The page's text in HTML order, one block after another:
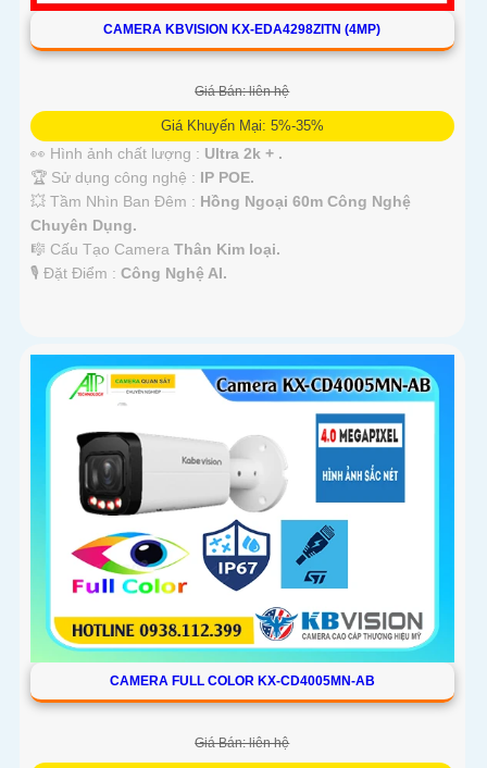
CAMERA KBVISION KX-EDA4298ZITN (4MP)
Giá Bán: liên hệ
Giá Khuyến Mại: 5%-35%
👀 Hình ảnh chất lượng : Ultra 2k + .
🏆 Sử dụng công nghệ : IP POE.
💥 Tầm Nhìn Ban Đêm : Hồng Ngoại 60m Công Nghệ
Chuyên Dụng.
🎼️ Cấu Tạo Camera Thân Kim loại.
️🎙 Đặt Điểm : Công Nghệ AI.
CAMERA FULL COLOR KX-CD4005MN-AB
Giá Bán: liên hệ